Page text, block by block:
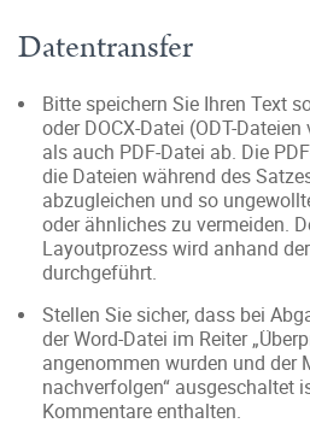
Datentransfer
Bitte speichern Sie Ihren Text
oder DOCX-Datei (ODT-
als auch PDF-Datei ab. Die
die Dateien während des
abzugleichen und so
oder ähnliches zu vermeiden.
Layoutprozess wird anhand
durchgeführt.
Stellen Sie sicher, dass bei
der Word-Datei im Reiter
angenommen wurden und der
nachverfolgen“ ausgeschaltet
Kommentare enthalten.